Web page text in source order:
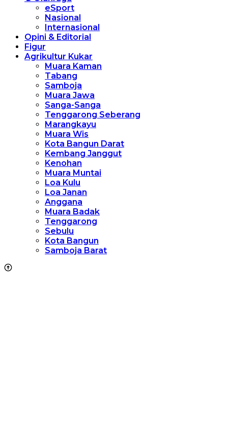
eSport
Nasional
Internasional
Opini & Editorial
Figur
Agrikultur Kukar
Muara Kaman
Tabang
Samboja
Muara Jawa
Sanga-Sanga
Tenggarong Seberang
Marangkayu
Muara Wis
Kota Bangun Darat
Kembang Janggut
Kenohan
Muara Muntai
Loa Kulu
Loa Janan
Anggana
Muara Badak
Tenggarong
Sebulu
Kota Bangun
Samboja Barat